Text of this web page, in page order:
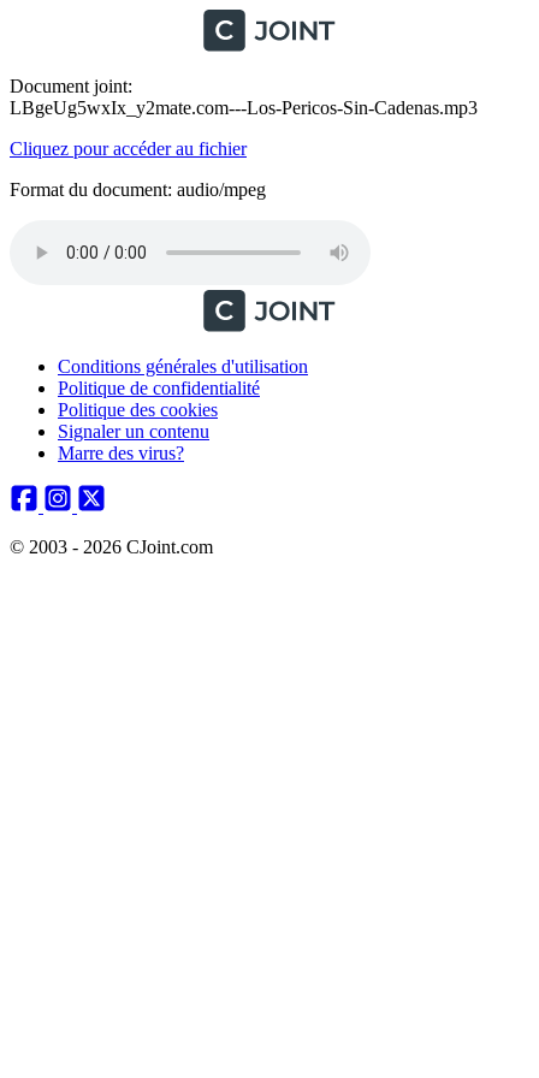
Document joint:
LBgeUg5wxIx_y2mate.com---Los-Pericos-Sin-Cadenas.mp3
Cliquez pour accéder au fichier
Format du document: audio/mpeg
Conditions générales d'utilisation
Politique de confidentialité
Politique des cookies
Signaler un contenu
Marre des virus?
© 2003 - 2026 CJoint.com